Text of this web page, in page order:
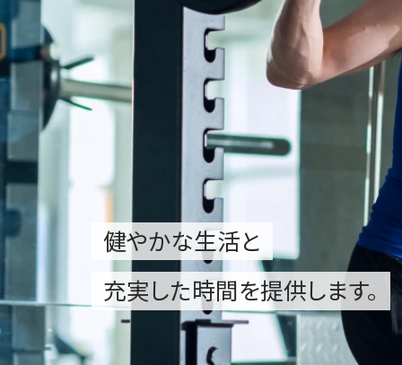
健やかな生活と
充実した時間を提供します。